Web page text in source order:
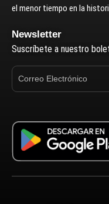
el menor tiempo en la
Newsletter
Suscríbete a nuestro